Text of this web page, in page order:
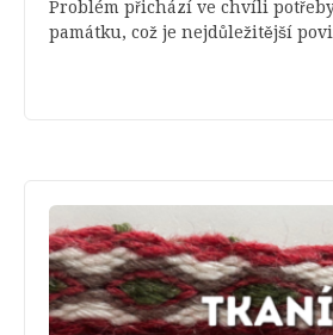
Problém přichází ve chvíli
památku, což je nejdůležitější